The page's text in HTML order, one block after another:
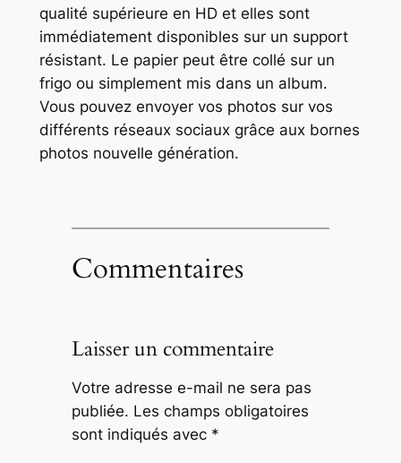
qualité supérieure en HD et elles sont
immédiatement disponibles sur un support
résistant. Le papier peut être collé sur un
frigo ou simplement mis dans un album.
Vous pouvez envoyer vos photos sur vos
différents réseaux sociaux grâce aux bornes
photos nouvelle génération.
Commentaires
Laisser un commentaire
Votre adresse e-mail ne sera pas
publiée. Les champs obligatoires
sont indiqués avec *